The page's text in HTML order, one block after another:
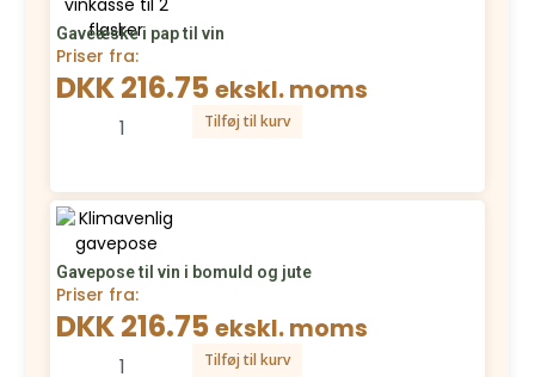
Gaveæske i pap til vin
Priser fra:
DKK 216.75ekskl. moms
Tilføj til kurv
Gavepose til vin i bomuld og jute
Priser fra:
DKK 216.75ekskl. moms
Tilføj til kurv